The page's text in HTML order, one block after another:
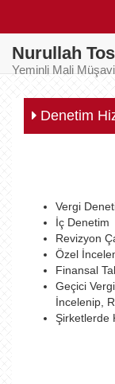
Nurullah
Yeminli Mali
Denetim
Vergi
İç Denetim
Revizyon
Özel
Finansal
Geçici
İncelenip,
Şirketlerde